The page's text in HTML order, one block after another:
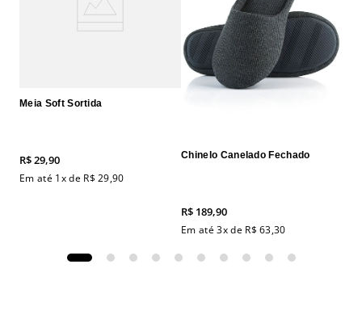
Meia Soft Sortida
R$29,90
Em até 1x de R$ 29,90
Chinelo Canelado Fechado
R$ 189,90
Em até3x de R$ 63,30